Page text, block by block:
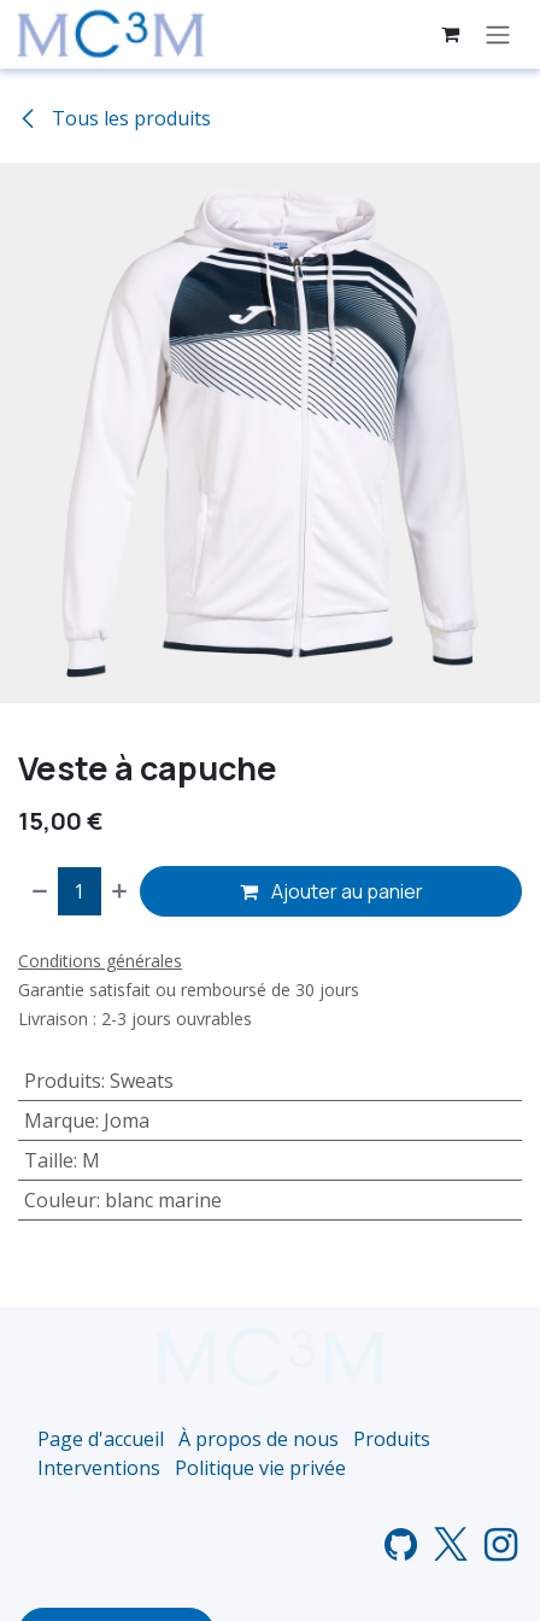
Se rendre au contenu
Tous les produits
Veste à capuche
15,00€
Ajouter au panier
Conditions générales
Garantie satisfait ou remboursé de 30 jours
Livraison : 2-3 jours ouvrables
Produits: Sweats
Marque: Joma
Taille: M
Couleur: blanc marine
Page d'accueil À propos de nous
Produits
Interventions
Politique vie privée